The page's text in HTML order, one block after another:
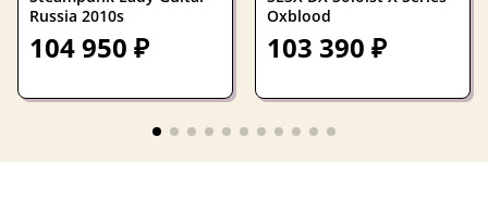
Russia 2010s
104 950 ₽
Oxblood
103 390 ₽